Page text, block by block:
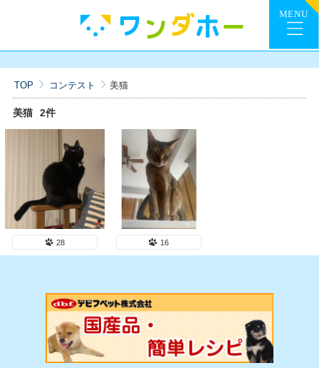
TOP コンテスト 美猫
美猫 2件
28 16